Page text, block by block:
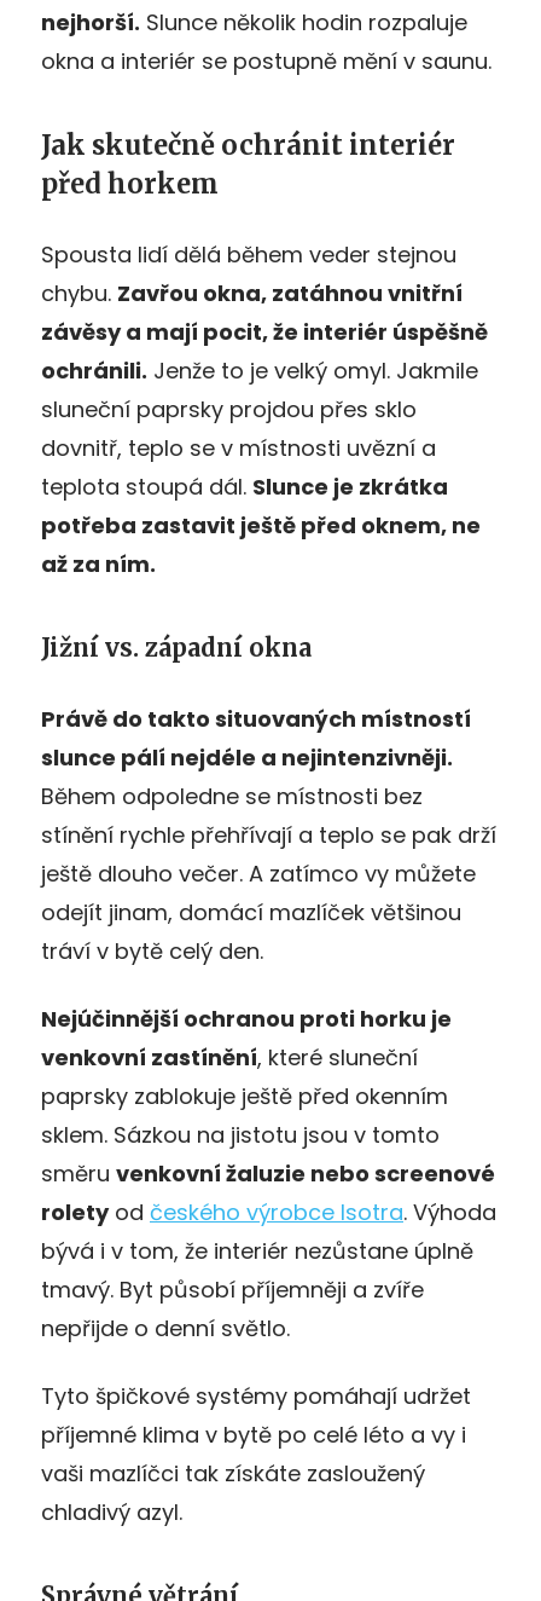
nejhorší. Slunce několik hodin rozpaluje
okna a interiér se postupně mění v saunu.
Jak skutečně ochránit interiér
před horkem
Spousta lidí dělá během veder stejnou
chybu. Zavřou okna, zatáhnou vnitřní
závěsy a mají pocit, že interiér úspěšně
ochránili. Jenže to je velký omyl. Jakmile
sluneční paprsky projdou přes sklo
dovnitř, teplo se v místnosti uvězní a
teplota stoupá dál. Slunce je zkrátka
potřeba zastavit ještě před oknem, ne
až za ním.
Jižní vs. západní okna
Právě do takto situovaných místností
slunce pálí nejdéle a nejintenzivněji.
Během odpoledne se místnosti bez
stínění rychle přehřívají a teplo se pak drží
ještě dlouho večer. A zatímco vy můžete
odejít jinam, domácí mazlíček většinou
tráví v bytě celý den.
Nejúčinnější ochranou proti horku je
venkovní zastínění, které sluneční
paprsky zablokuje ještě před okenním
sklem. Sázkou na jistotu jsou v tomto
směru venkovní žaluzie nebo screenové
roletyod českého výrobce Isotra. Výhoda
bývá i v tom, že interiér nezůstane úplně
tmavý. Byt působí příjemněji a zvíře
nepřijde o denní světlo.
Tyto špičkové systémy pomáhají udržet
příjemné klima v bytě po celé léto a vy i
vaši mazlíčci tak získáte zasloužený
chladivý azyl.